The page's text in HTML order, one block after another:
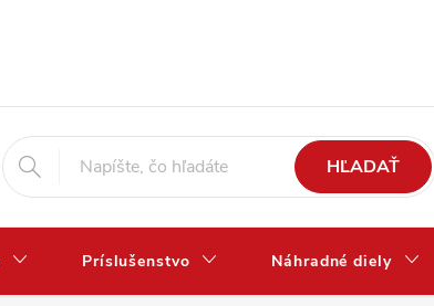
HĽADAŤ
Príslušenstvo Náhradné diely